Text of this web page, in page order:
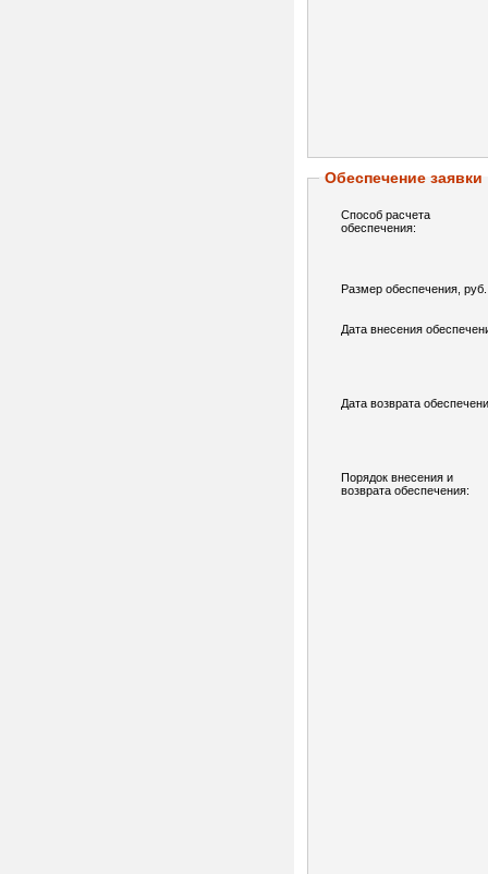
Обеспечение заявки
Способ расчета
обеспечения:
Размер обеспечения,
Дата внесения
Дата возврата
Порядок внесения и
возврата обеспечения: